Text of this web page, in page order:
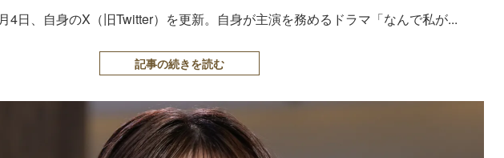
4日、自身のX（旧Twitter）を更新。自身が主演を務めるドラマ「なんで私が...
記事の続きを読む